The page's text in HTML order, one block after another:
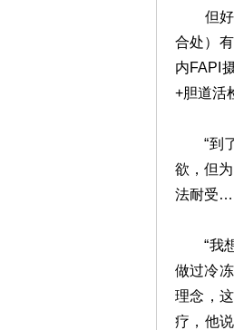
但好景
合处）
内FAPI
+胆道活
“到了
欲，但
法耐受
“我想
做过冷
理念，
疗，他